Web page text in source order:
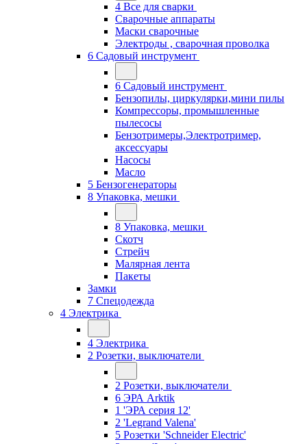
4 Все для сварки
Сварочные аппараты
Маски сварочные
Электроды , сварочная проволка
6 Садовый инструмент
6 Садовый инструмент
Бензопилы, циркулярки,мини пилы
Компрессоры, промышленные
пылесосы
Бензотримеры,Электротример,
аксессуары
Насосы
Масло
5 Бензогенераторы
8 Упаковка, мешки
8 Упаковка, мешки
Скотч
Стрейч
Малярная лента
Пакеты
Замки
7 Спецодежда
4 Электрика
4 Электрика
2 Розетки, выключатели
2 Розетки, выключатели
6 ЭРА Arktik
1 'ЭРА серия 12'
2 'Legrand Valena'
5 Розетки 'Schneider Electric'